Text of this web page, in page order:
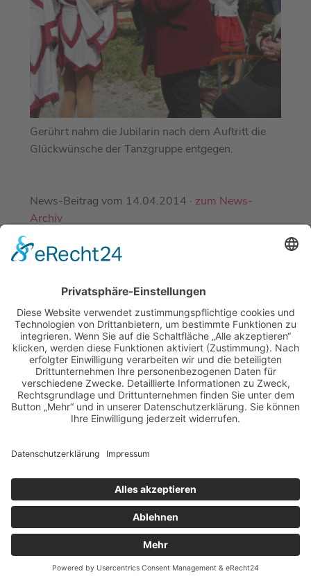
Gerührt nahm die Jubilarin nach dem Auftritt die
Glückwünsche der Tanzgruppe entgegen.
News-Beitrag vom 14.04.2014 · zum News-
Archiv
EINE ABTEILUNG DES
DJK-SV MIRSKOFEN E.V.
MIT FREUNDLICHER UNTERSTÜTZUNG
UNSERER PARTNER-SPORTVEREINE
LOGIN-BEREICH FÜR MITGLIEDER·
IMPRESSUM·DATENSCHUTZ